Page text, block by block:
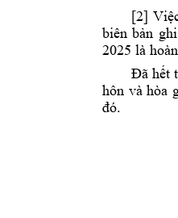
[2]
biên bản ghi
2025 là
Đã hết
hôn và hòa
đó.